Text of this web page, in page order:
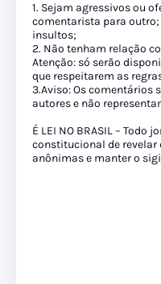
1. Sejam agressivos ou
comentarista para
insultos;
2. Não tenham relação
Atenção: só serão
que respeitarem as
3.Aviso: Os comentários
autores e não
É LEI NO BRASIL –
constitucional de revelar
anônimas e manter o